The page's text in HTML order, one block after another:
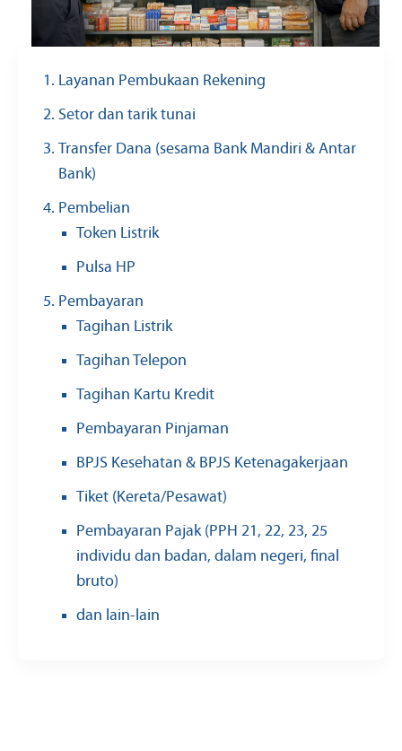
Layanan Pembukaan Rekening
Setor dan tarik tunai
Transfer Dana (sesama Bank Mandiri & Antar
Bank)
Pembelian
Token Listrik
Pulsa HP
Pembayaran
Tagihan Listrik
Tagihan Telepon
Tagihan Kartu Kredit
Pembayaran Pinjaman
BPJS Kesehatan & BPJS Ketenagakerjaan
Tiket (Kereta/Pesawat)
Pembayaran Pajak (PPH 21, 22, 23, 25
individu dan badan, dalam negeri, final
bruto)
dan lain-lain